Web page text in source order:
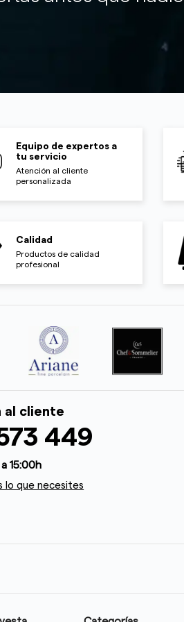
Equipo de expertos a
tu servicio
Atención al cliente
personalizada
Calidad
Productos de calidad
profesional
al cliente
449
15:00h
lo que necesites